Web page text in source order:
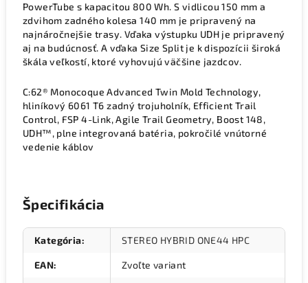
PowerTube s kapacitou 800 Wh. S vidlicou 150 mm a
zdvihom zadného kolesa 140 mm je pripravený na
najnáročnejšie trasy. Vďaka výstupku UDH je pripravený
aj na budúcnosť. A vďaka Size Split je k dispozícii široká
škála veľkostí, ktoré vyhovujú väčšine jazdcov.
C:62® Monocoque Advanced Twin Mold Technology,
hliníkový 6061 T6 zadný trojuholník, Efficient Trail
Control, FSP 4-Link, Agile Trail Geometry, Boost 148,
UDH™, plne integrovaná batéria, pokročilé vnútorné
vedenie káblov
Špecifikácia
Kategória: STEREO HYBRID ONE44 HPC
EAN: Zvoľte variant